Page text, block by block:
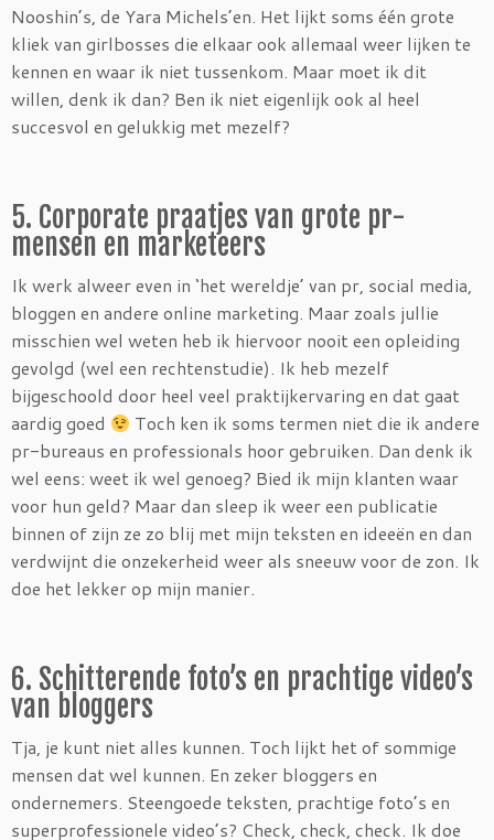
Nooshin’s, de Yara Michels’en. Het lijkt soms één grote
kliek van girlbosses die elkaar ook allemaal weer lijken te
kennen en waar ik niet tussenkom. Maar moet ik dit
willen, denk ik dan? Ben ik niet eigenlijk ook al heel
succesvol en gelukkig met mezelf?
5. Corporate praatjes van grote pr-
mensen en marketeers
Ik werk alweer even in ‘het wereldje’ van pr, social media,
bloggen en andere online marketing. Maar zoals jullie
misschien wel weten heb ik hiervoor nooit een opleiding
gevolgd (wel een rechtenstudie). Ik heb mezelf
bijgeschoold door heel veel praktijkervaring en dat gaat
aardig goed
Toch ken ik soms termen niet die ik andere
pr-bureaus en professionals hoor gebruiken. Dan denk ik
wel eens: weet ik wel genoeg? Bied ik mijn klanten waar
voor hun geld? Maar dan sleep ik weer een publicatie
binnen of zijn ze zo blij met mijn teksten en ideeën en dan
verdwijnt die onzekerheid weer als sneeuw voor de zon. Ik
doe het lekker op mijn manier.
6. Schitterende foto’s en prachtige video’s
van bloggers
Tja, je kunt niet alles kunnen. Toch lijkt het of sommige
mensen dat wel kunnen. En zeker bloggers en
ondernemers. Steengoede teksten, prachtige foto’s en
superprofessionele video’s? Check, check, check. Ik doe